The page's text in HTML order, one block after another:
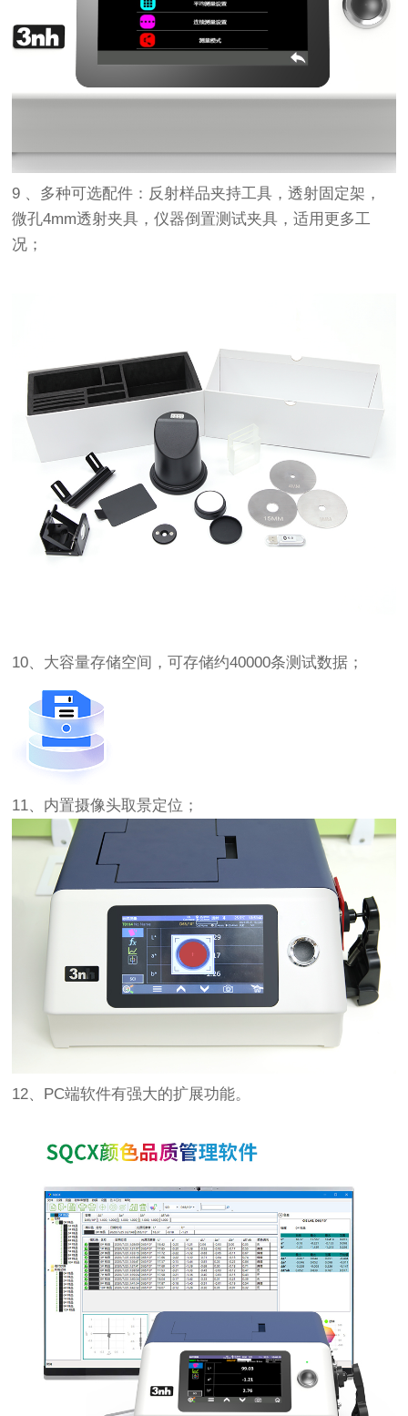
9 、多种可选配件：反射样品夹持工具，透射固定架，
微孔4mm透射夹具，仪器倒置测试夹具，适用更多工
况；
10、大容量存储空间，可存储约40000条测试数据；
11、内置摄像头取景定位；
12、PC端软件有强大的扩展功能。